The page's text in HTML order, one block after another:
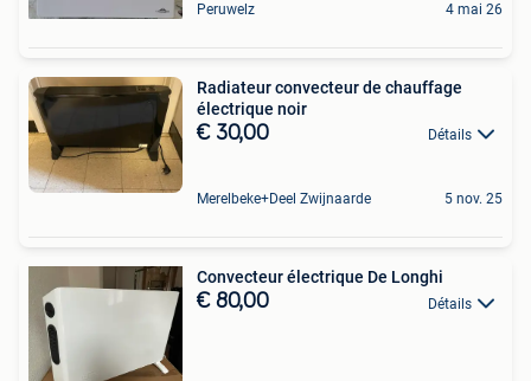
Peruwelz 4 mai 26
Radiateur convecteur de chauffage
électrique noir
€ 30,00 Détails
Merelbeke+Deel Zwijnaarde 5 nov. 25
Convecteur électrique De Longhi
€ 80,00 Détails